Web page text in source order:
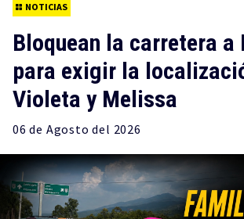
NOTICIAS
Bloquean la carretera a
para exigir la
Violeta y Melissa
06 de Agosto del 2026